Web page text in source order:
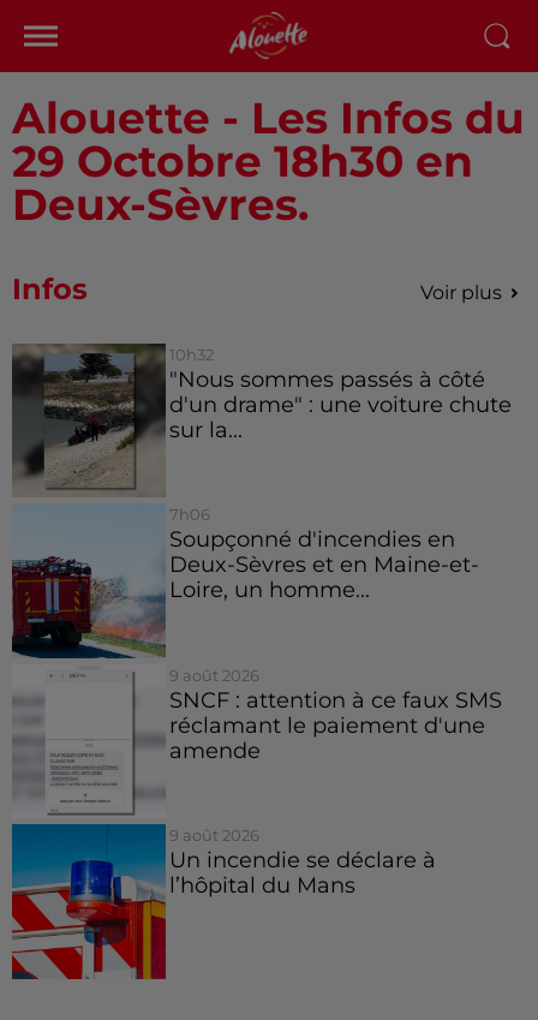
Alouette - Les Infos du
29 Octobre 18h30 en
Deux-Sèvres.
Infos Voir plus
10h32
"Nous sommes passés à côté
d'un drame" : une voiture chute
sur la...
7h06
Soupçonné d'incendies en
Deux-Sèvres et en Maine-et-
Loire, un homme...
9 août 2026
SNCF : attention à ce faux SMS
réclamant le paiement d'une
amende
9 août 2026
Un incendie se déclare à
l’hôpital du Mans